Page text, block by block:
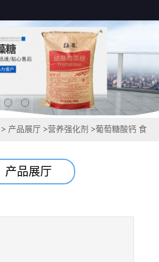
> 产品展厅 >营养强化剂 >葡萄糖酸钙 食
产品展厅